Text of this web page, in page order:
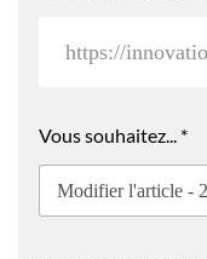
Vous souhaitez... *